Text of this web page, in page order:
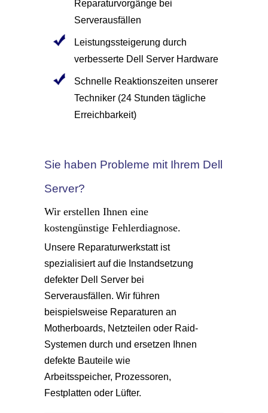
Reparaturvorgänge bei
Serverausfällen
Leistungssteigerung durch
verbesserte Dell Server Hardware
Schnelle Reaktionszeiten unserer
Techniker (24 Stunden tägliche
Erreichbarkeit)
Sie haben Probleme mit Ihrem Dell
Server?
Wir erstellen Ihnen eine
kostengünstige Fehlerdiagnose.
Unsere Reparaturwerkstatt ist
spezialisiert auf die Instandsetzung
defekter Dell Server bei
Serverausfällen. Wir führen
beispielsweise Reparaturen an
Motherboards, Netzteilen oder Raid-
Systemen durch und ersetzen Ihnen
defekte Bauteile wie
Arbeitsspeicher, Prozessoren,
Festplatten oder Lüfter.